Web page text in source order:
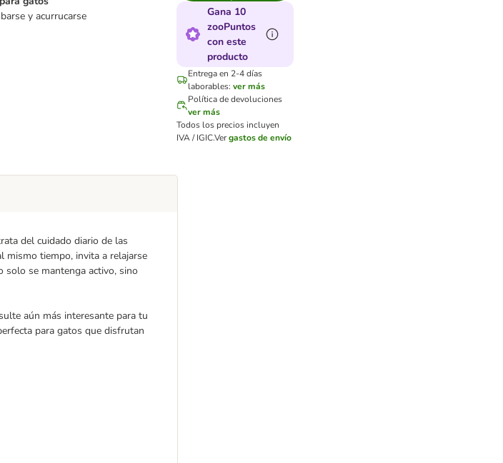
y acurrucarse
Gana 10
zooPuntos
con este
producto
Entrega en 2-4 días
laborables: ver más
Política de devoluciones
ver más
Todos los precios incluyen
IVA / IGIC.Vergastos de envío
del cuidado diario de las
mismo tiempo, invita a relajarse
solo se mantenga activo, sino
aún más interesante para tu
para gatos que disfrutan